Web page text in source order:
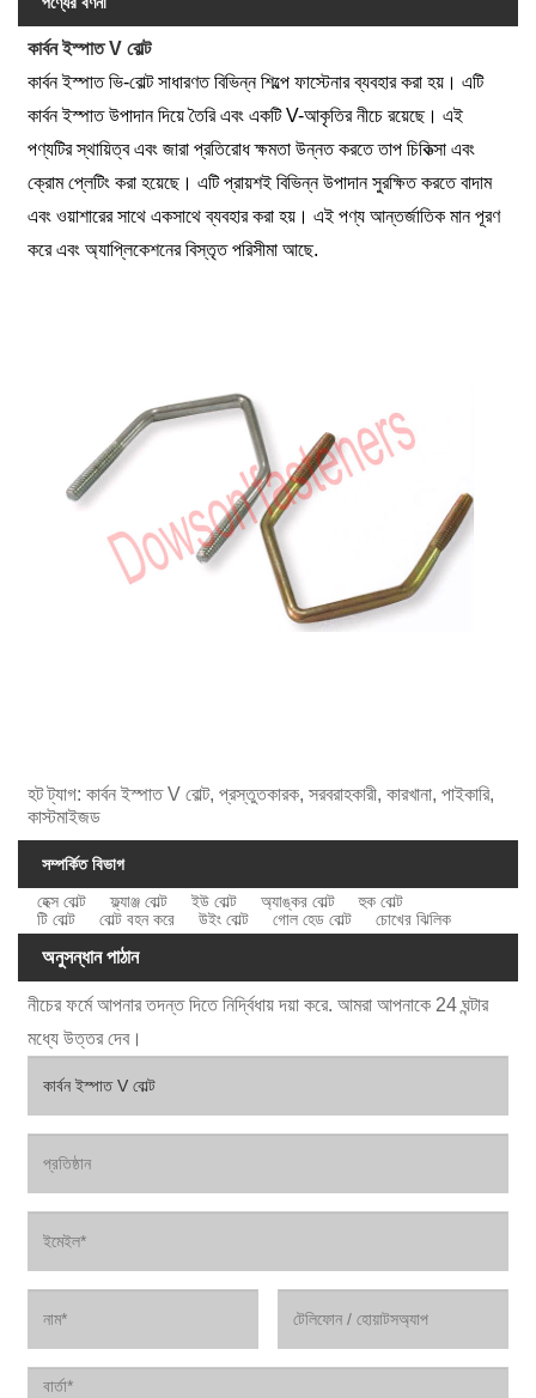
কার্বন ইস্পাত V বোল্ট
কার্বন ইস্পাত ভি-বোল্ট সাধারণত বিভিন্ন শিল্পে ফাস্টেনার ব্যবহার করা হয়। এটি
কার্বন ইস্পাত উপাদান দিয়ে তৈরি এবং একটি V-আকৃতির নীচে রয়েছে। এই
পণ্যটির স্থায়িত্ব এবং জারা প্রতিরোধ ক্ষমতা উন্নত করতে তাপ চিকিত্সা এবং
ক্রোম প্লেটিং করা হয়েছে। এটি প্রায়শই বিভিন্ন উপাদান সুরক্ষিত করতে বাদাম
এবং ওয়াশারের সাথে একসাথে ব্যবহার করা হয়। এই পণ্য আন্তর্জাতিক মান পূরণ
করে এবং অ্যাপ্লিকেশনের বিস্তৃত পরিসীমা আছে.
হট ট্যাগ: কার্বন ইস্পাত V বোল্ট, প্রস্তুতকারক, সরবরাহকারী, কারখানা, পাইকারি,
কাস্টমাইজড
সম্পর্কিত বিভাগ
হেক্স বোল্ট
ফ্ল্যাঞ্জ বোল্ট ইউ বোল্ট অ্যাঙ্কর বোল্ট
হুক বোল্ট
টি বোল্ট
বোল্ট বহন করে উইং বোল্ট গোল হেড বোল্ট চোখের ঝিলিক
অনুসন্ধান পাঠান
নীচের ফর্মে আপনার তদন্ত দিতে নির্দ্বিধায় দয়া করে. আমরা আপনাকে 24 ঘন্টার
মধ্যে উত্তর দেব।